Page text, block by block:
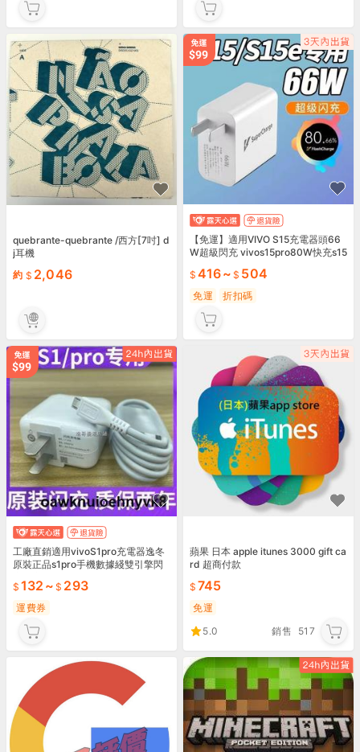
quebrante-quebrante /西方[7吋] d
j耳機
約
2,046
【免運】適用VIVO S15充電器頭66
W超級閃充 vivos15pro80W快充s15
416~ 504
免運 折扣碼
工廠直銷適用vivoS1pro充電器逸冬
原裝正品s1pro手機數據綫雙引擎閃
132 ~ 293
運費券
蘋果 日本 apple itunes 3000 gift ca
rd 超商付款
745
免運
5.0
銷售 517